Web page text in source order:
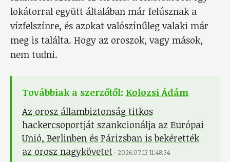
lokátorral együtt általában már felúsznak a
vízfelszínre, és azokat valószínűleg valaki már
meg is találta. Hogy az oroszok, vagy mások,
nem tudni.
Továbbiak a szerzőtől: Kolozsi Ádám
Az orosz állambiztonság titkos
hackercsoportját szankcionálja az Európai
Unió, Berlinben és Párizsban is bekérették
az orosz nagykövetet · 2026.07.13 11:48:34